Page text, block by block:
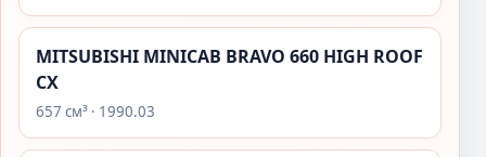
MITSUBISHI MINICAB BRAVO 660 HIGH ROOF
CX
657 см³ · 1990.03